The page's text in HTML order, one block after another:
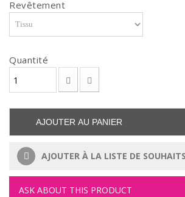
Revêtement
Quantité
AJOUTER AU PANIER
AJOUTER À LA LISTE DE SOUHAITS
ASK ABOUT THIS PRODUCT